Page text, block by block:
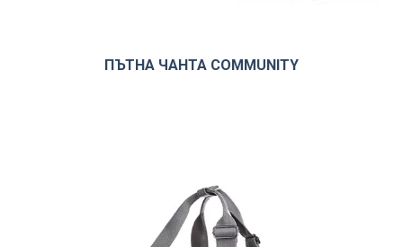
ПЪТНА ЧАНТА COMMUNITY